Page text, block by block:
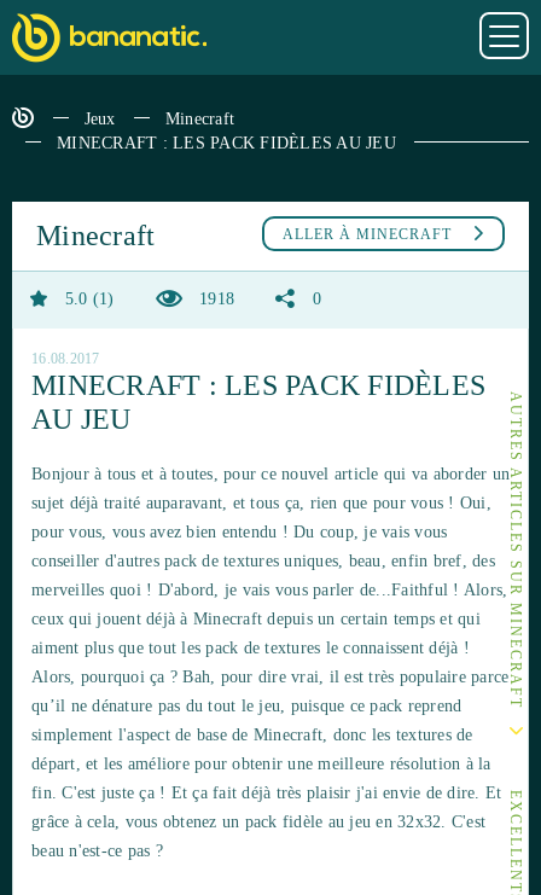
Jeux
Minecraft
MINECRAFT : LES PACK FIDÈLES AU JEU
AUTRES ARTICLES SUR MINECRAFT
ALLER À MINECRAFT
Minecraft
5.0 1 1918 0
16.08.2017
MINECRAFT : LES PACK FIDÈLES
AU JEU
Bonjour à tous et à toutes, pour ce nouvel article qui va aborder un
sujet déjà traité auparavant, et tous ça, rien que pour vous ! Oui,
pour vous, vous avez bien entendu ! Du coup, je vais vous
conseiller d'autres pack de textures uniques, beau, enfin bref, des
merveilles quoi ! D'abord, je vais vous parler de...Faithful ! Alors,
ceux qui jouent déjà à Minecraft depuis un certain temps et qui
aiment plus que tout les pack de textures le connaissent déjà !
Alors, pourquoi ça ? Bah, pour dire vrai, il est très populaire parce
qu’il ne dénature pas du tout le jeu, puisque ce pack reprend
simplement l'aspect de base de Minecraft, donc les textures de
départ, et les améliore pour obtenir une meilleure résolution à la
fin. C'est juste ça ! Et ça fait déjà très plaisir j'ai envie de dire. Et
grâce à cela, vous obtenez un pack fidèle au jeu en 32x32. C'est
beau n'est-ce pas ?